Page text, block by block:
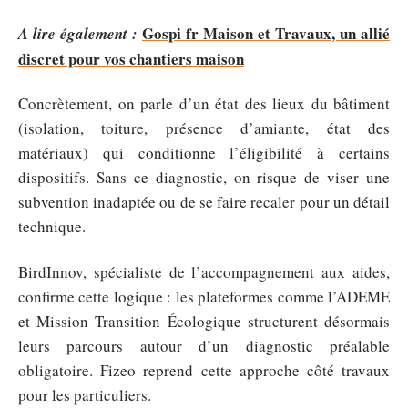
A lire également : Gospi fr Maison et Travaux, un allié
discret pour vos chantiers maison
Concrètement, on parle d’un état des lieux du bâtiment
(isolation, toiture, présence d’amiante, état des
matériaux) qui conditionne l’éligibilité à certains
dispositifs. Sans ce diagnostic, on risque de viser une
subvention inadaptée ou de se faire recaler pour un détail
technique.
BirdInnov, spécialiste de l’accompagnement aux aides,
confirme cette logique : les plateformes comme l’ADEME
et Mission Transition Écologique structurent désormais
leurs parcours autour d’un diagnostic préalable
obligatoire. Fizeo reprend cette approche côté travaux
pour les particuliers.